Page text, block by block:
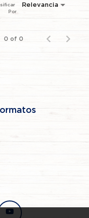
Relevancia
Por
0 of 0
youtube